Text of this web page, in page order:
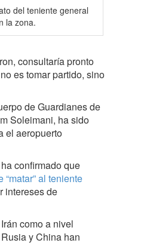
del teniente general
la zona.
consultaría pronto
es tomar partido, sino
de Guardianes de
Soleimani, ha sido
el aeropuerto
confirmado que
al teniente
intereses de
como a nivel
y China han